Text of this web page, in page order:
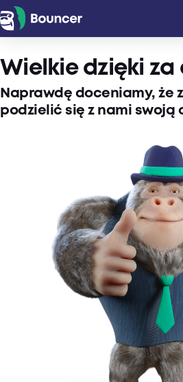
Przejdź
do
Wielkie dzięki za
Naprawdę doceniamy, że
podzielić się z nami swoją